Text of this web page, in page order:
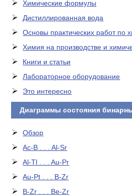
Химические формулы
Дистиллированная вода
Основы практических работ по
Химия на производстве и
Книги и статьи
Лабораторное оборудование
Это интересно
Диаграммы состояния
Обзор
Ac-B . . . Al-Sr
Al-Tl . . . Au-Pr
Au-Pt . . . B-Zr
B-Zr . . . Be-Zr